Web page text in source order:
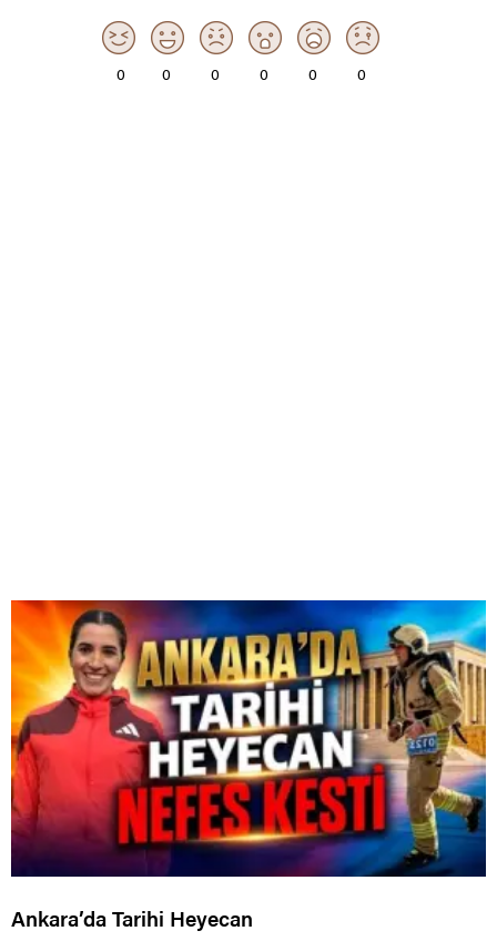
0 0 0 0 0 0
Ankara’da Tarihi Heyecan